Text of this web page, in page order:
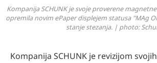
Kompanija SCHUNK je svoje proverene magnetne
opremila novim ePaper displejem statusa "MAg
stanje stezanja. | photo:
Kompanija SCHUNK je revizijom